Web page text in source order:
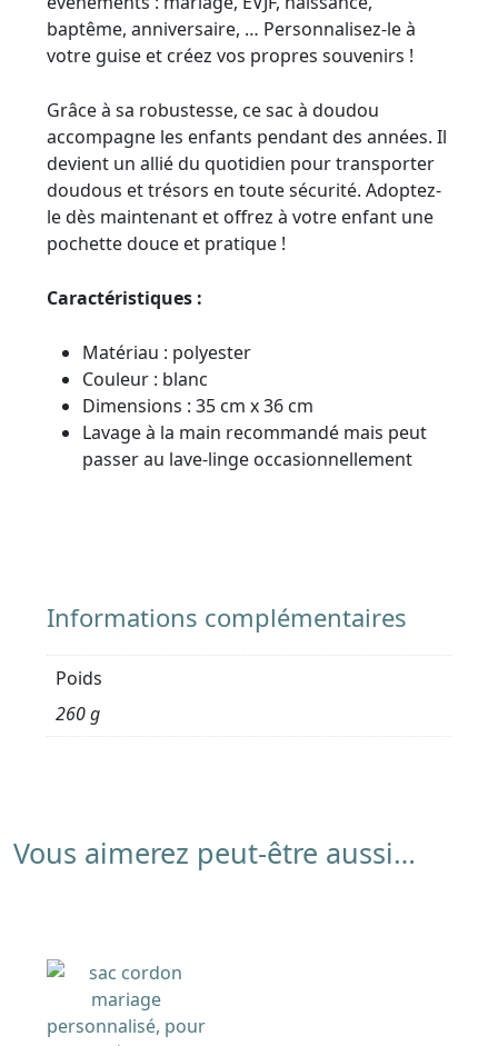
baptême, anniversaire, … Personnalisez-le à
votre guise et créez vos propres souvenirs !
Grâce à sa robustesse, ce sac à doudou
accompagne les enfants pendant des années. Il
devient un allié du quotidien pour transporter
doudous et trésors en toute sécurité. Adoptez-
le dès maintenant et offrez à votre enfant une
pochette douce et pratique !
Caractéristiques :
Matériau : polyester
Couleur : blanc
Dimensions : 35 cm x 36 cm
Lavage à la main recommandé mais peut
passer au lave-linge occasionnellement
Informations complémentaires
Poids
260 g
Vous aimerez peut-être aussi…